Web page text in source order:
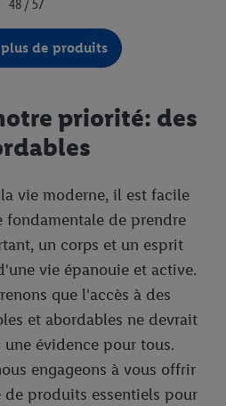
48 / 57
plus de produits
priorité: des
vie moderne, il est facile
de prendre
un corps et un esprit
vie épanouie et active.
que l'accès à des
et abordables ne devrait
évidence pour tous.
engageons à vous offrir
de produits essentiels pour